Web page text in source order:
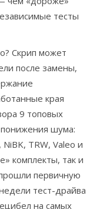
тесты
Скрип может
после замены,
края
9 топовых
шума:
TRW, Valeo и
комплекты, так и
первичную
тест-драйва
на самых